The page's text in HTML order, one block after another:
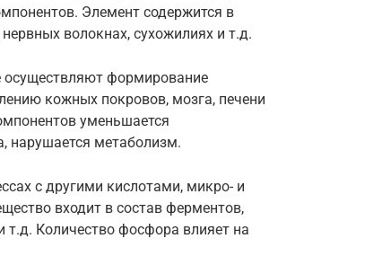
Элемент содержится в
волокнах, сухожилиях и т.д.
формирование
кожных покровов, мозга, печени
уменьшается
нарушается метаболизм.
с другими кислотами, микро- и
входит в состав ферментов,
т.д. Количество фосфора влияет на